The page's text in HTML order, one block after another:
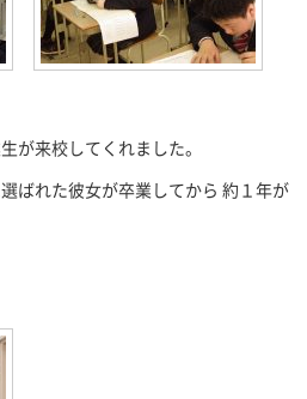
が来校してくれました。
ばれた彼女が卒業してから 約１年が